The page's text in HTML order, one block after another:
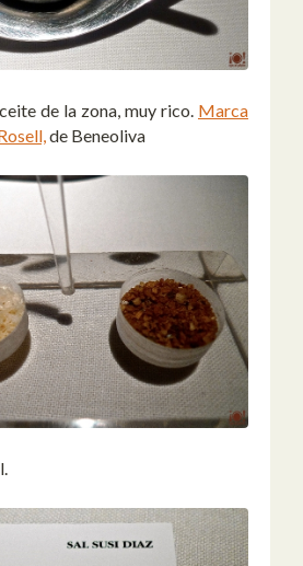
de la zona, muy rico. Marca
de Beneoliva